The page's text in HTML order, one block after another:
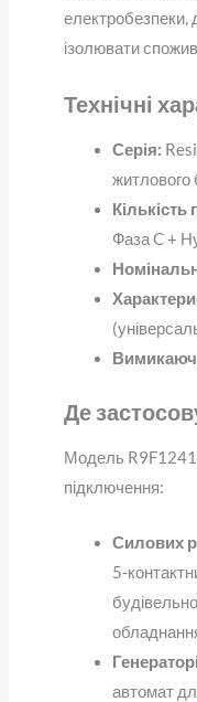
електробезпеки,
ізолювати
Технічні
Серія:
житлового
Кількість
Фаза C +
Де
Модель
підключення:
Силових
5-
автомат